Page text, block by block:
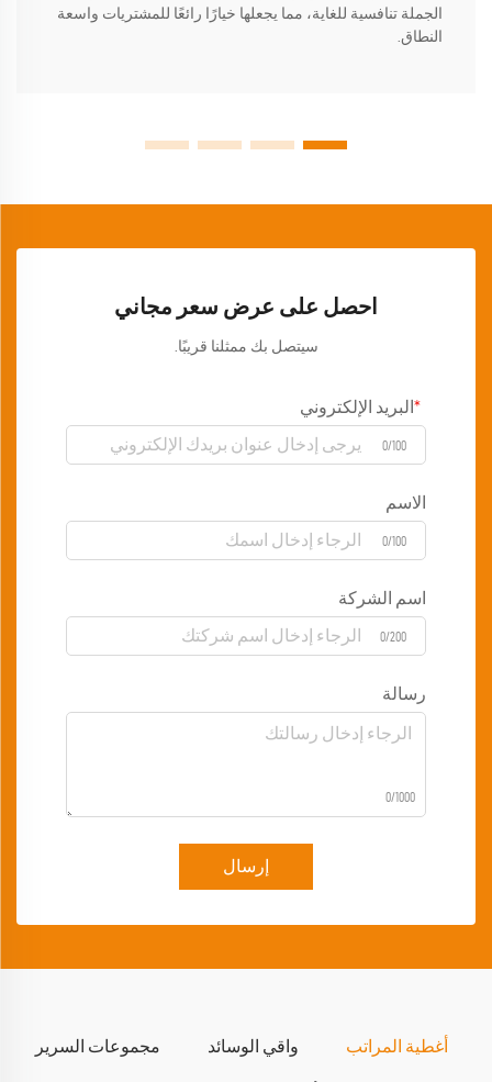
الجملة تنافسية للغاية، مما يجعلها خيارًا رائعًا للمشتريات واسعة
النطاق.
احصل على عرض سعر مجاني
سيتصل بك ممثلنا قريبًا.
البريد الإلكتروني
0/100
الاسم
0/100
اسم الشركة
0/200
رسالة
0/1000
إرسال
أغطية المراتب واقي الوسائد مجموعات السرير